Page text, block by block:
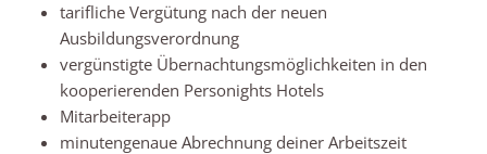
tarifliche Vergütung nach der neuen
Ausbildungsverordnung
vergünstigte Übernachtungsmöglichkeiten in den
kooperierenden Personights Hotels
Mitarbeiterapp
minutengenaue Abrechnung deiner Arbeitszeit